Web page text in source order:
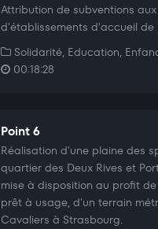
Attribution de subventions
d'établissements d'accueil
Solidarité, Education,
00:18:28
Point 6
Réalisation d'une plaine des
quartier des Deux Rives et
mise à disposition au profit
prêt à usage, d'un terrain
Cavaliers à Strasbourg.